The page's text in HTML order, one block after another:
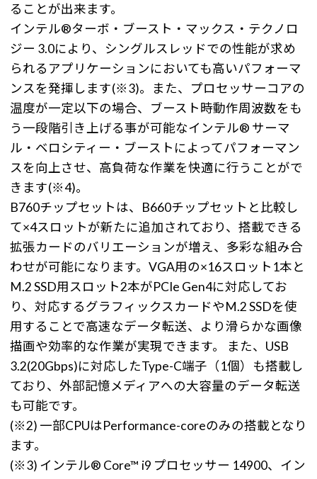
ることが出来ます。
インテル®ターボ・ブースト・マックス・テクノロ
ジー 3.0により、シングルスレッドでの性能が求め
られるアプリケーションにおいても高いパフォーマ
ンスを発揮します(※3)。また、プロセッサーコアの
温度が一定以下の場合、ブースト時動作周波数をも
う一段階引き上げる事が可能なインテル® サーマ
ル・ベロシティー・ブーストによってパフォーマン
スを向上させ、高負荷な作業を快適に行うことがで
きます(※4)。
B760チップセットは、B660チップセットと比較し
て×4スロットが新たに追加されており、搭載できる
拡張カードのバリエーションが増え、多彩な組み合
わせが可能になります。VGA用の×16スロット1本と
M.2 SSD用スロット2本がPCIe Gen4に対応してお
り、対応するグラフィックスカードやM.2 SSDを使
用することで高速なデータ転送、より滑らかな画像
描画や効率的な作業が実現できます。 また、USB
3.2(20Gbps)に対応したType-C端子（1個）も搭載し
ており、外部記憶メディアへの大容量のデータ転送
も可能です。
(※2) 一部CPUはPerformance-coreのみの搭載となり
ます。
(※3) インテル® Core™ i9 プロセッサー 14900、イン